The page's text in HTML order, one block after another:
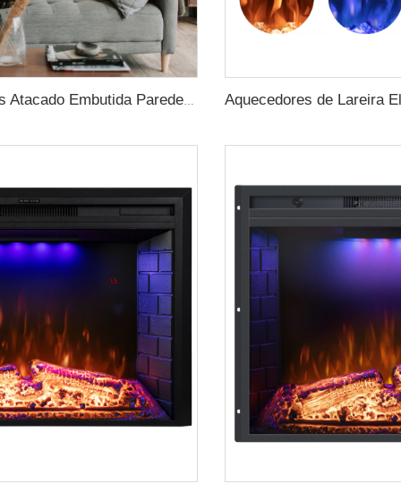
Luxstar 50 Polegadas Atacado Embutida Parede Montada Lareira Elétrica com LED Fabricante Decorativo com 13 Cores de Chama Temporizador